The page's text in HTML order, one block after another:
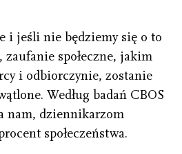
i jeśli nie będziemy się o to
społeczne, jakim
i odbiorczynie, zostanie
Według badań CBOS
nam, dziennikarzom
społeczeństwa.